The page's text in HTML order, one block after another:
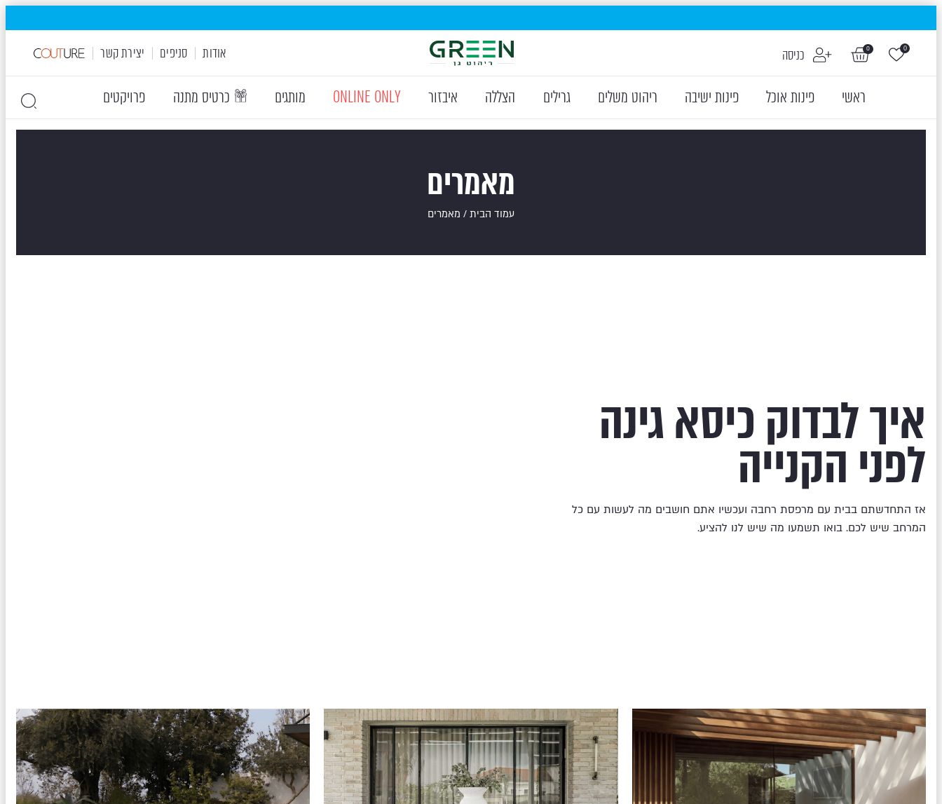
של HIGOLD
0
0 כניסה אודות סניפים יצירת קשר
ראשי פינות אוכל פינות ישיבה ריהוט משלים גרילים הצללה איבזור ONLINE ONLY מותגים כרטיס מתנה פרויקטים
מאמרים
עמוד הבית / מאמרים
איך לבדוק כיסא גינה
לפני הקנייה
אז התחדשתם בבית עם מרפסת רחבה ועכשיו אתם חושבים מה לעשות עם כל
המרחב שיש לכם. בואו תשמעו מה שיש לנו להציע.